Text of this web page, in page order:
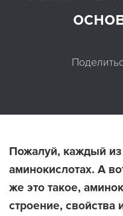
Пожалуй, каждый
аминокислотах. А
же это такое,
строение, свойства